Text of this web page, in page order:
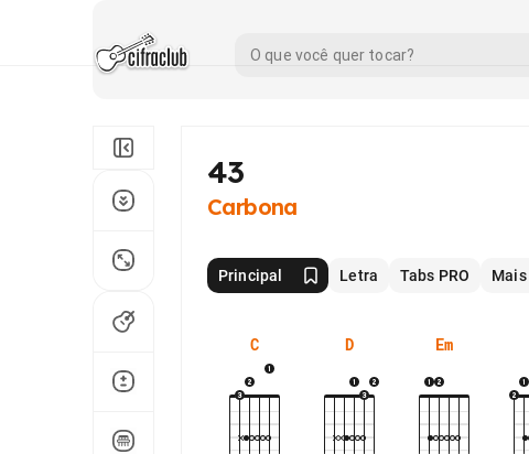
43
Carbona
Principal Letra Tabs PRO Mais
C D Em